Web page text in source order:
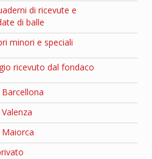
di ricevute e
di balle
minori e speciali
ricevuto dal fondaco